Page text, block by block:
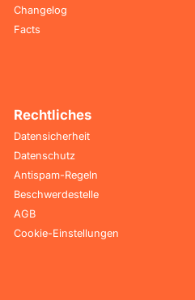
Changelog
Facts
Rechtliches
Datensicherheit
Datenschutz
Antispam-Regeln
Beschwerdestelle
AGB
Cookie-Einstellungen